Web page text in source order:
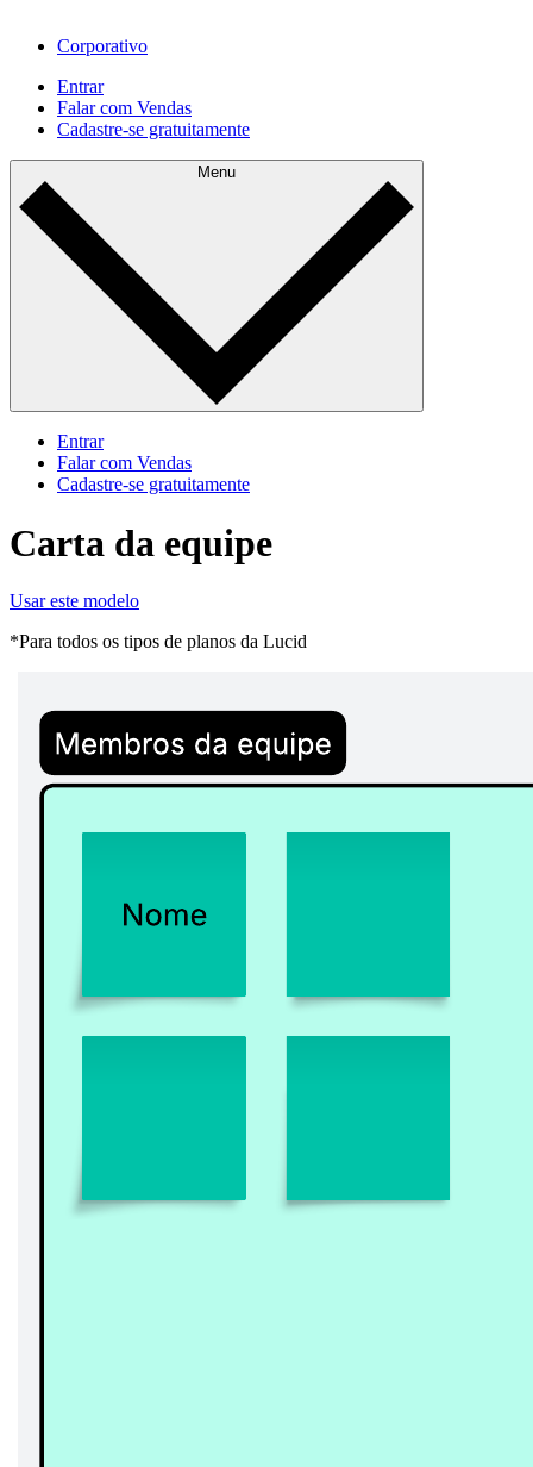
Corporativo
Entrar
Falar com Vendas
Cadastre‐se gratuitamente
Menu
Entrar
Falar com Vendas
Cadastre‐se gratuitamente
Carta da equipe
Usar este modelo
*Para todos os tipos de planos da Lucid